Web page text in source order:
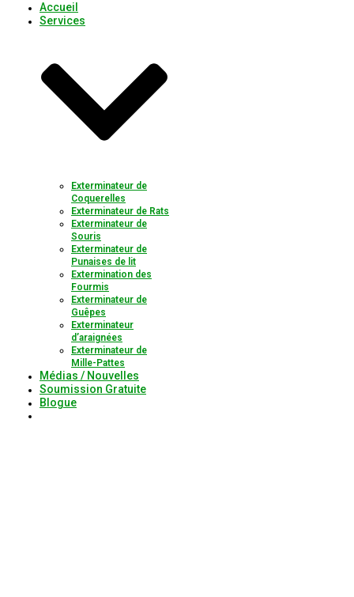
Accueil
Services
Exterminateur de
Coquerelles
Exterminateur de Rats
Exterminateur de
Souris
Exterminateur de
Punaises de lit
Extermination des
Fourmis
Exterminateur de
Guêpes
Exterminateur
d’araignées
Exterminateur de
Mille-Pattes
Médias / Nouvelles
Soumission Gratuite
Blogue